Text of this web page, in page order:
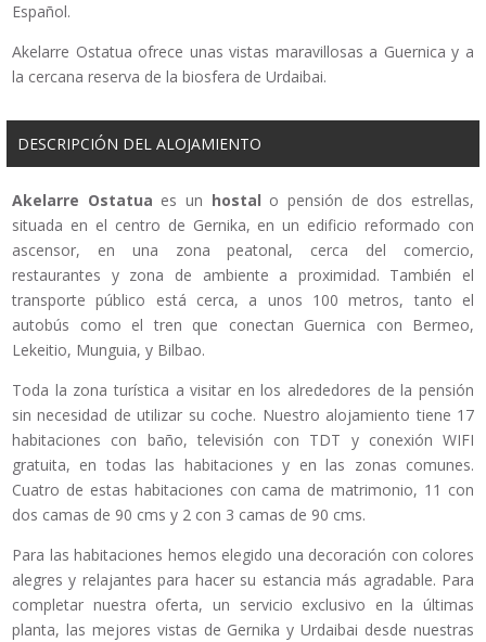
Español.
Akelarre Ostatua ofrece unas vistas maravillosas a Guernica y a
la cercana reserva de la biosfera de Urdaibai.
DESCRIPCIÓN DEL ALOJAMIENTO
Akelarre Ostatua es un hostal o pensión de dos estrellas,
situada en el centro de Gernika, en un edificio reformado con
ascensor, en una zona peatonal, cerca del comercio,
restaurantes y zona de ambiente a proximidad. También el
transporte público está cerca, a unos 100 metros, tanto el
autobús como el tren que conectan Guernica con Bermeo,
Lekeitio, Munguia, y Bilbao.
Toda la zona turística a visitar en los alrededores de la pensión
sin necesidad de utilizar su coche. Nuestro alojamiento tiene 17
habitaciones con baño, televisión con TDT y conexión WIFI
gratuita, en todas las habitaciones y en las zonas comunes.
Cuatro de estas habitaciones con cama de matrimonio, 11 con
dos camas de 90 cms y 2 con 3 camas de 90 cms.
Para las habitaciones hemos elegido una decoración con colores
alegres y relajantes para hacer su estancia más agradable. Para
completar nuestra oferta, un servicio exclusivo en la últimas
planta, las mejores vistas de Gernika y Urdaibai desde nuestras